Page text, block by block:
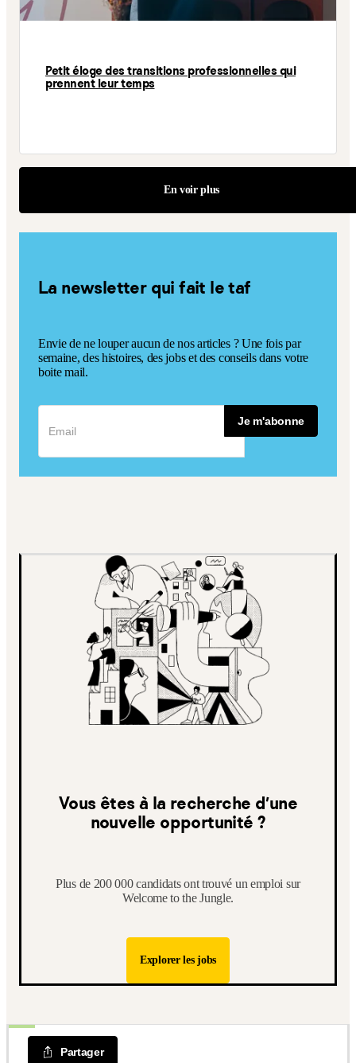
Petit éloge des transitions professionnelles qui
prennent leur temps
En voir plus
La newsletter qui fait le taf
Envie de ne louper aucun de nos articles ? Une fois par
semaine, des histoires, des jobs et des conseils dans votre
boite mail.
Je m'abonne
Vous êtes à la recherche d’une
nouvelle opportunité ?
Plus de 200 000 candidats ont trouvé un emploi sur
Welcome to the Jungle.
Explorer les jobs
Partager